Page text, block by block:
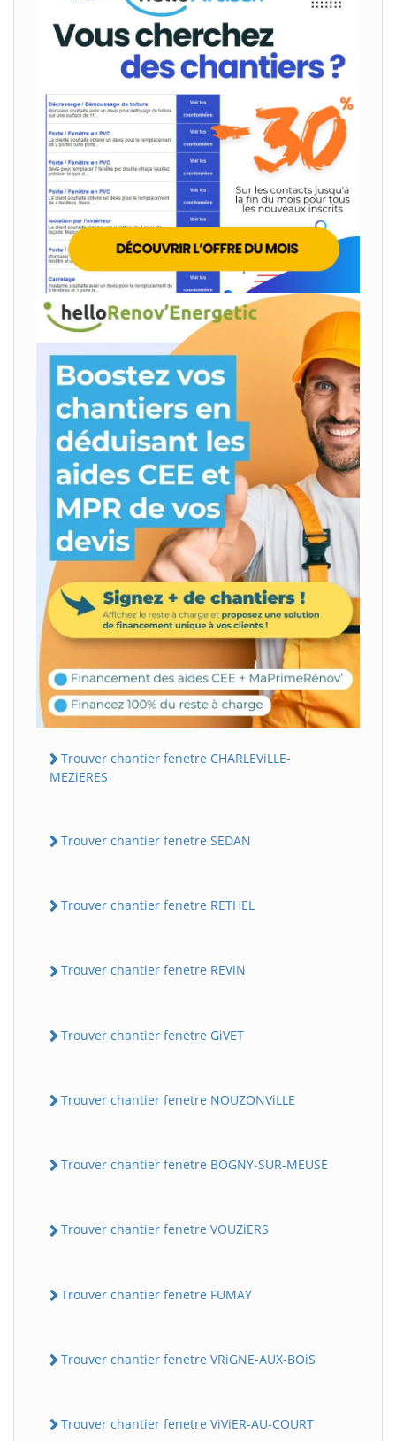
Trouver chantier fenetre CHARLEViLLE-
MEZiERES
Trouver chantier fenetre SEDAN
Trouver chantier fenetre RETHEL
Trouver chantier fenetre REViN
Trouver chantier fenetre GiVET
Trouver chantier fenetre NOUZONViLLE
Trouver chantier fenetre BOGNY-SUR-MEUSE
Trouver chantier fenetre VOUZiERS
Trouver chantier fenetre FUMAY
Trouver chantier fenetre VRiGNE-AUX-BOiS
Trouver chantier fenetre ViViER-AU-COURT